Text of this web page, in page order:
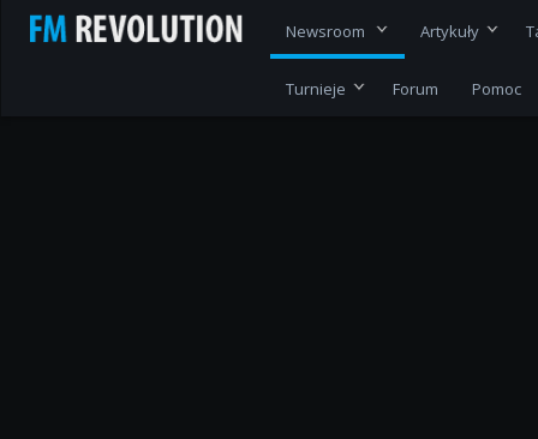
Newsroom Artykuły
Turnieje Forum Pomoc